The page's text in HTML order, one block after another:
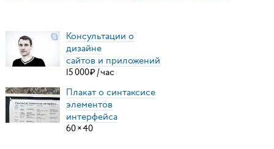
Консультации о
дизайне
сайтов и приложений
15000₽ /час
Плакат о синтаксисе
элементов
интерфейса
60×40